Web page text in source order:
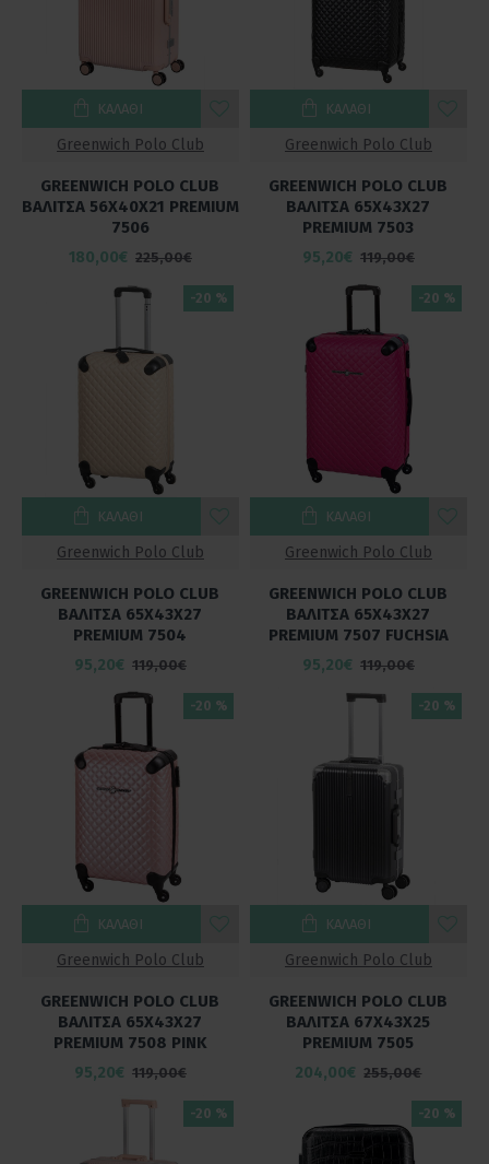
Greenwich Polo Club
GREENWICH POLO CLUB
ΒΑΛΙΤΣΑ 56Χ40Χ21 PREMIUM
7506
180,00€ 225,00€
ΚΑΛΆΘΙ
Greenwich Polo Club
GREENWICH POLO CLUB
ΒΑΛΙΤΣΑ 65Χ43Χ27
PREMIUM 7503
95,20€ 119,00€
ΚΑΛΆΘΙ
-20 %
Greenwich Polo Club
GREENWICH POLO CLUB
ΒΑΛΙΤΣΑ 65Χ43Χ27
PREMIUM 7504
95,20€ 119,00€
ΚΑΛΆΘΙ
-20 %
Greenwich Polo Club
GREENWICH POLO CLUB
ΒΑΛΙΤΣΑ 65Χ43Χ27
PREMIUM 7507 FUCHSIA
95,20€ 119,00€
ΚΑΛΆΘΙ
-20 %
Greenwich Polo Club
GREENWICH POLO CLUB
ΒΑΛΙΤΣΑ 65Χ43Χ27
PREMIUM 7508 PINK
95,20€ 119,00€
ΚΑΛΆΘΙ
-20 %
Greenwich Polo Club
GREENWICH POLO CLUB
ΒΑΛΙΤΣΑ 67Χ43Χ25
PREMIUM 7505
204,00€ 255,00€
ΚΑΛΆΘΙ
-20 % -20 %